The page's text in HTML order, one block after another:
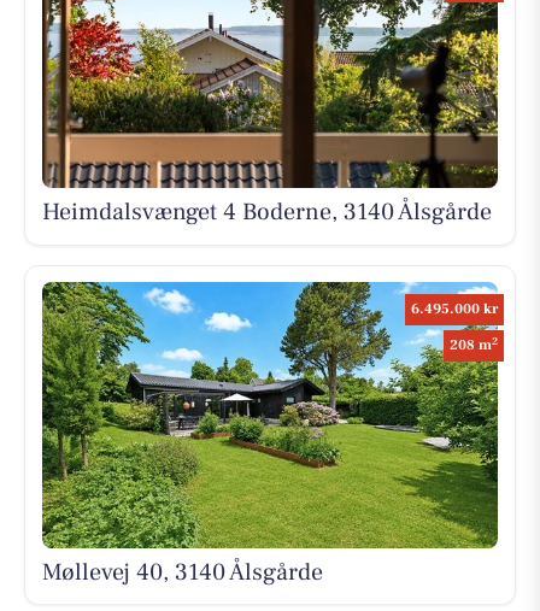
Heimdalsvænget 4 Boderne, 3140 Ålsgårde
6.495.000 kr
208 m2
Møllevej 40, 3140 Ålsgårde